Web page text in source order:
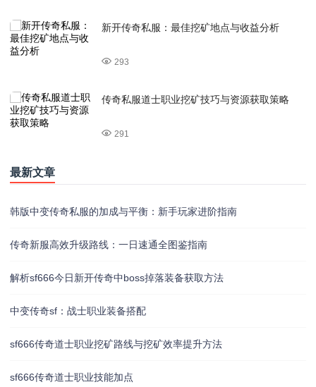
新开传奇私服：最佳挖矿地点与收益分析
293
传奇私服道士职业挖矿技巧与资源获取策略
291
最新文章
韩版中变传奇私服的加成与平衡：新手玩家进阶指南
传奇新服高效升级路线：一日速通全图鉴指南
解析sf666今日新开传奇中boss掉落装备获取方法
中变传奇sf：战士职业装备搭配
sf666传奇道士职业挖矿路线与挖矿效率提升方法
sf666传奇道士职业技能加点